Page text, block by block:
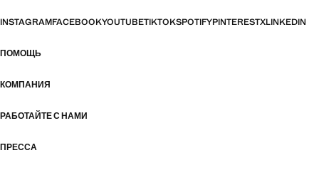
INSTAGRAMFACEBOOKYOUTUBETIKTOKSPOTIFYPINTERESTXLINKEDIN
ПОМОЩЬ
КОМПАНИЯ
РАБОТАЙТЕ С НАМИ
ПРЕССА